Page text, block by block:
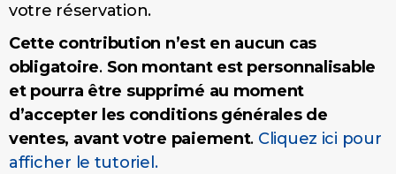
votre réservation.
Cette contribution n’est en aucun cas
obligatoire. Son montant est personnalisable
et pourra être supprimé au moment
d’accepter les conditions générales de
ventes, avant votre paiement. Cliquez ici pour
afficher le tutoriel.